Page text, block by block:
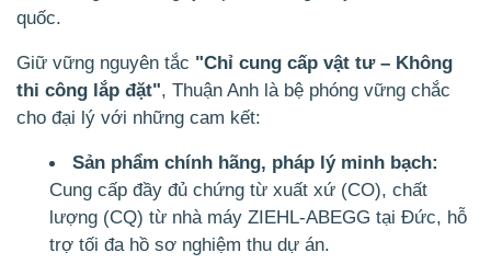
quốc.
Giữ vững nguyên tắc "Chỉ cung cấp vật tư – Không
thi công lắp đặt", Thuận Anh là bệ phóng vững chắc
cho đại lý với những cam kết:
Sản phẩm chính hãng, pháp lý minh bạch:
Cung cấp đầy đủ chứng từ xuất xứ (CO), chất
lượng (CQ) từ nhà máy ZIEHL-ABEGG tại Đức, hỗ
trợ tối đa hồ sơ nghiệm thu dự án.